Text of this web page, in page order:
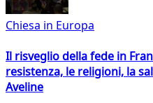
Chiesa in Europa
Il risveglio della fede in
resistenza, le religioni, la
Aveline